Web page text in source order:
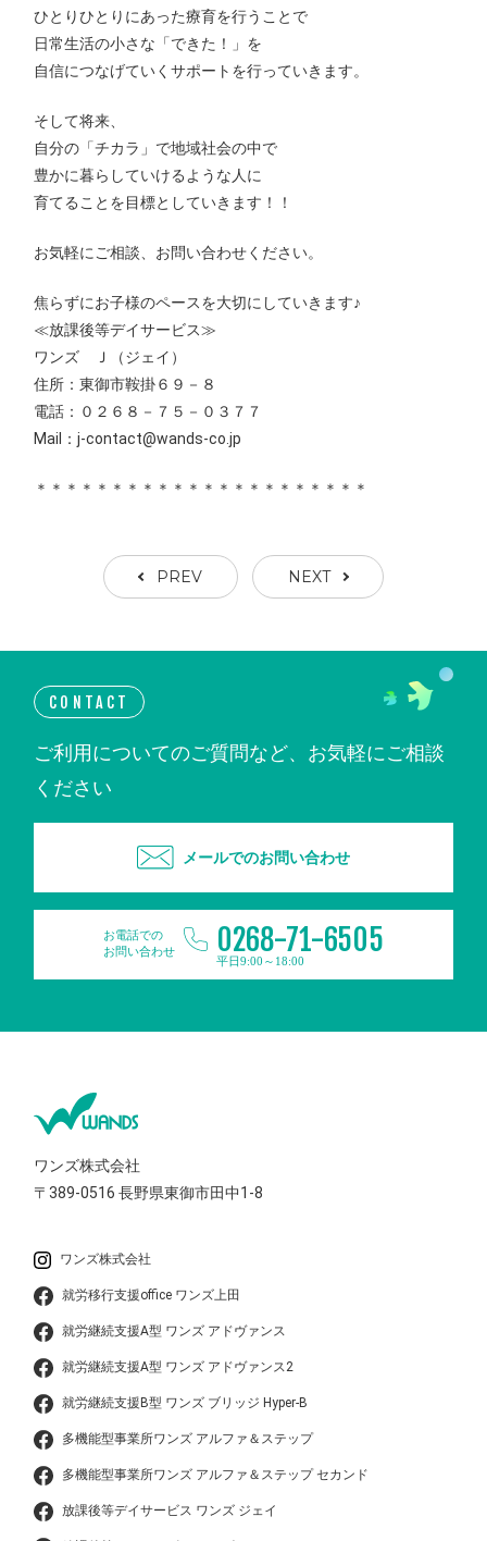
ひとりひとりにあった療育を行うことで
日常生活の小さな「できた！」を
自信につなげていくサポートを行っていきます。
そして将来、
自分の「チカラ」で地域社会の中で
豊かに暮らしていけるような人に
育てることを目標としていきます！！
お気軽にご相談、お問い合わせください。
焦らずにお子様のペースを大切にしていきます♪
≪放課後等デイサービス≫
ワンズ Ｊ（ジェイ）
住所：東御市鞍掛６９－８
電話：０２６８－７５－０３７７
Mail：j-contact@wands-co.jp
＊＊＊＊＊＊＊＊＊＊＊＊＊＊＊＊＊＊＊＊＊＊
PREV NEXT
CONTACT
ご利用についてのご質問など、お気軽にご相談
ください
メールでのお問い合わせ
お電話での
お問い合わせ
0268-71-6505
平日9:00～18:00
ワンズ株式会社
〒389-0516長野県東御市田中1-8
ワンズ株式会社
就労移行支援office ワンズ上田
就労継続支援A型 ワンズ アドヴァンス
就労継続支援A型 ワンズ アドヴァンス2
就労継続支援B型 ワンズ ブリッジ Hyper-B
多機能型事業所ワンズ アルファ＆ステップ
多機能型事業所ワンズ アルファ＆ステップ セカンド
放課後等デイサービス ワンズ ジェイ